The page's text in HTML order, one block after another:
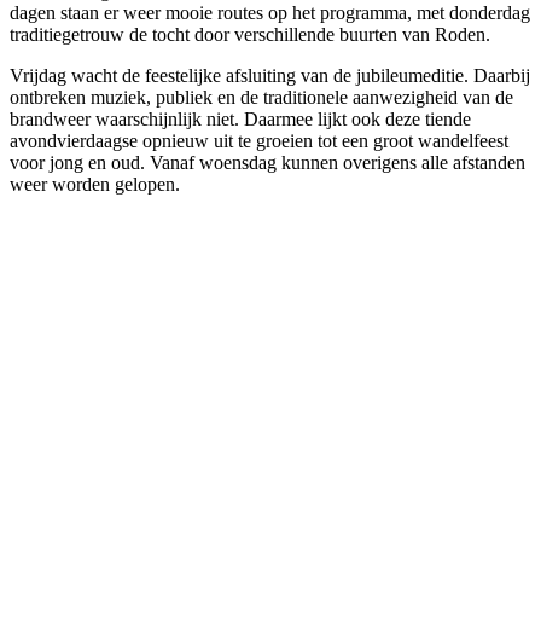
dagen staan er weer mooie routes op het programma, met donderdag
traditiegetrouw de tocht door verschillende buurten van Roden.
Vrijdag wacht de feestelijke afsluiting van de jubileumeditie. Daarbij
ontbreken muziek, publiek en de traditionele aanwezigheid van de
brandweer waarschijnlijk niet. Daarmee lijkt ook deze tiende
avondvierdaagse opnieuw uit te groeien tot een groot wandelfeest
voor jong en oud. Vanaf woensdag kunnen overigens alle afstanden
weer worden gelopen.